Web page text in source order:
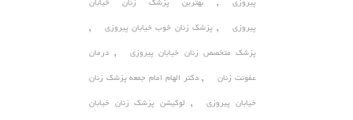
پیروزی بهترین پزشک زنان خیابان
پیروزی ,پزشک زنان خوب خیابان پیروزی ,
پزشک متخصص زنان خیابان پیروزی , درمان
عفونت زنان ,دکتر الهام امام جمعه پزشک زنان
خیابان پیروزی , لوکیشن پزشک زنان خیابان